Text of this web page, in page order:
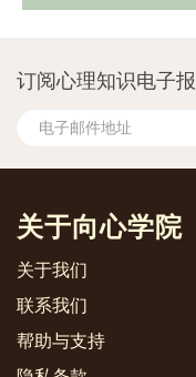
订阅心理知识电子报
关于向心学院
关于我们
联系我们
帮助与支持